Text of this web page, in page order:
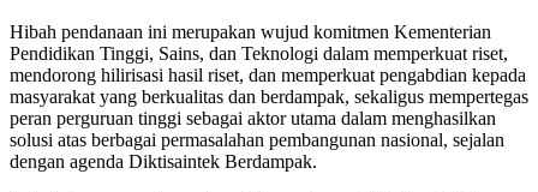
Hibah pendanaan ini merupakan wujud komitmen Kementerian
Pendidikan Tinggi, Sains, dan Teknologi dalam memperkuat riset,
mendorong hilirisasi hasil riset, dan memperkuat pengabdian kepada
masyarakat yang berkualitas dan berdampak, sekaligus mempertegas
peran perguruan tinggi sebagai aktor utama dalam menghasilkan
solusi atas berbagai permasalahan pembangunan nasional, sejalan
dengan agenda Diktisaintek Berdampak.